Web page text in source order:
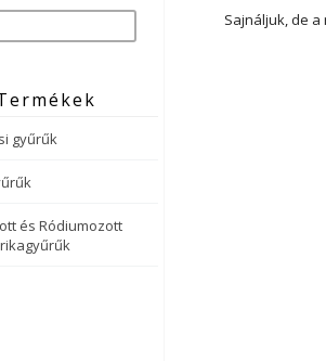
gyűrűk
és Ródiumozott
Sajnáljuk, de